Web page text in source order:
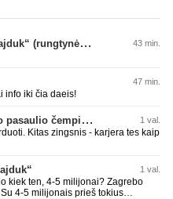
Konferencijų lyga: „Žalgiris“ – „Hajduk“ (rungtynės tiesiogiai) 43 min.
47 min.
info iki čia daeis!
B. Mendy: „Darau ką noriu su savo pasaulio čempionato titulu“ 1 val.
Kitas zingsnis - karjera tes kaip
1 val.
kiek ten, 4-5 milijonai? Zagrebo
4-5 milijonais prieš tokius